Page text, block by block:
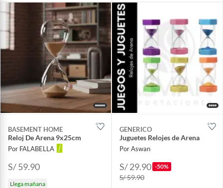
BASEMENT HOME
Reloj De Arena 9x25cm
Por FALABELLA
S/ 59.90
Llega mañana
GENERICO
Juguetes Relojes de Arena
Por Aswan
S/ 29.90 -50%
S/ 59.90